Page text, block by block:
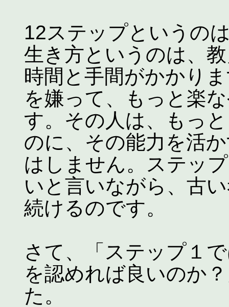
12ステップというの
生き方というのは、
時間と手間がかかり
を嫌って、もっと楽
す。その人は、もっ
のに、その能力を活
はしません。ステッ
いと言いながら、古
続けるのです。
さて、「ステップ１
を認めれば良いのか
た。